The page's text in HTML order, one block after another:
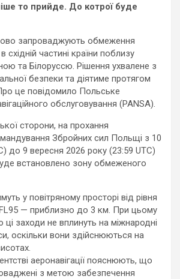
то прийде. До котрої буде
запроваджують обмеження
східній частині країни поблизу
та Білоруссю. Рішення ухвалене з
безпеки та діятиме протягом
це повідомило Польське
обслуговування (PANSA).
сторони, на прохання
Збройних сил Польщі з 10
до 9 вересня 2026 року (23:59 UTC)
встановлено зону обмеженого
у повітряному просторі від рівня
— приблизно до 3 км. При цьому
заходи не вплинуть на міжнародні
оскільки вони здійснюються на
аеронавігації пояснюють, що
з метою забезпечення